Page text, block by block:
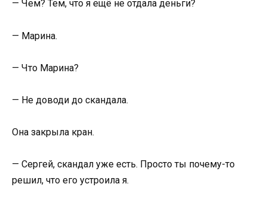
— Чем? Тем, что я ещё не отдала деньги?
— Марина.
— Что Марина?
— Не доводи до скандала.
Она закрыла кран.
— Сергей, скандал уже есть. Просто ты почему-то
решил, что его устроила я.